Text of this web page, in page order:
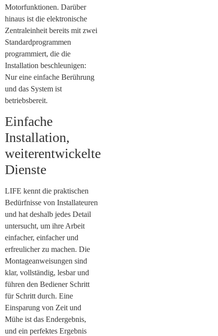
Motorfunktionen. Darüber
hinaus ist die elektronische
Zentraleinheit bereits mit zwei
Standardprogrammen
programmiert, die die
Installation beschleunigen:
Nur eine einfache Berührung
und das System ist
betriebsbereit.
Einfache
Installation,
weiterentwickelte
Dienste
LIFE kennt die praktischen
Bedürfnisse von Installateuren
und hat deshalb jedes Detail
untersucht, um ihre Arbeit
einfacher, einfacher und
erfreulicher zu machen. Die
Montageanweisungen sind
klar, vollständig, lesbar und
führen den Bediener Schritt
für Schritt durch. Eine
Einsparung von Zeit und
Mühe ist das Endergebnis,
und ein perfektes Ergebnis